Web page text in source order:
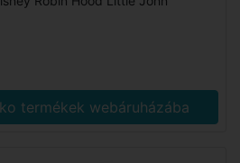
termékek webáruházába